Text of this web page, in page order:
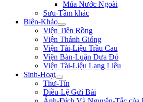
Múa Nước Ngoài
Sưu-Tầm khác
Biên-Khảo
Viện Tiên Rồng
Viện Thánh Gióng
Viện Tài-Liệu Trầu Cau
Viện Bàn-Luận Dưa Đỏ
Viện Tài-Liệu Lang Liêu
Sinh-Hoạt
Thư-Tín
Điều-Lệ Gửi Bài